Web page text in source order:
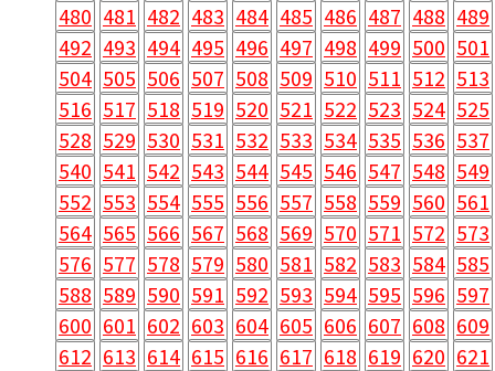
480 481 482 483 484 485 486 487 488 489
492 493 494 495 496 497 498 499 500 501
504 505 506 507 508 509 510 511 512 513
516 517 518 519 520 521 522 523 524 525
528 529 530 531 532 533 534 535 536 537
540 541 542 543 544 545 546 547 548 549
552 553 554 555 556 557 558 559 560 561
564 565 566 567 568 569 570 571 572 573
576 577 578 579 580 581 582 583 584 585
588 589 590 591 592 593 594 595 596 597
600 601 602 603 604 605 606 607 608 609
612 613 614 615 616 617 618 619 620 621